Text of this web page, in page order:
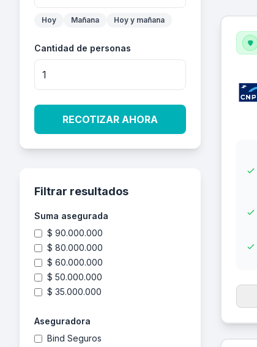
Hoy Mañana Hoy y mañana
Cantidad de personas
RECOTIZAR AHORA
Filtrar resultados
Suma asegurada
$ 90.000.000
$ 80.000.000
$ 60.000.000
$ 50.000.000
$ 35.000.000
Aseguradora
Bind Seguros